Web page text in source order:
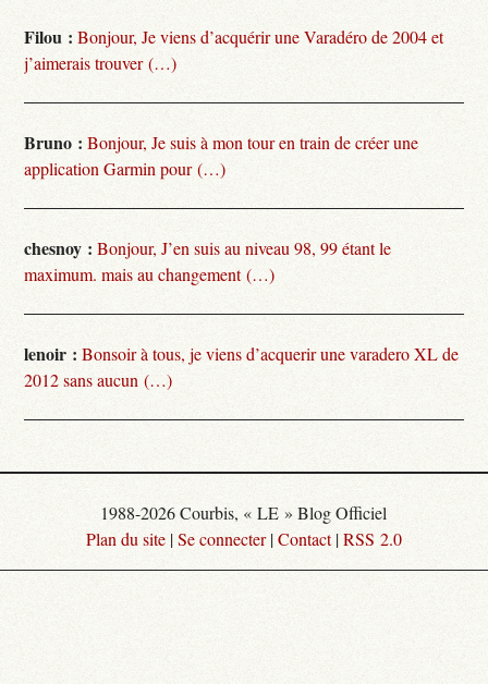
Filou : Bonjour, Je viens d’acquérir une Varadéro de 2004 et
j’aimerais trouver (…)
Bruno : Bonjour, Je suis à mon tour en train de créer une
application Garmin pour (…)
chesnoy : Bonjour, J’en suis au niveau 98, 99 étant le
maximum. mais au changement (…)
lenoir : Bonsoir à tous, je viens d’acquerir une varadero XL de
2012 sans aucun (…)
1988-2026 Courbis, « LE » Blog Officiel
Plan du site |Se connecter|Contact|RSS 2.0